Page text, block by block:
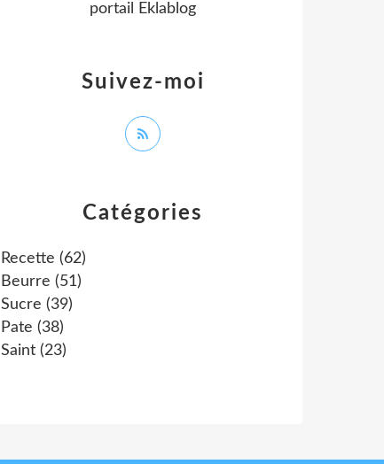
Catégories
Recette (62)
Beurre (51)
Sucre (39)
Pate (38)
Saint (23)
Suivez-moi
portail Eklablog